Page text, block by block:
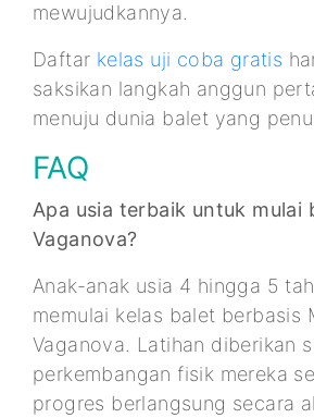
mewujudkannya.
Daftar kelas uji coba gratis
saksikan langkah anggun
menuju dunia balet yang
FAQ
Apa usia terbaik untuk mulai
Vaganova?
Anak-anak usia 4 hingga 5
memulai kelas balet berbasis
Vaganova. Latihan diberikan
perkembangan fisik mereka
progres berlangsung secara